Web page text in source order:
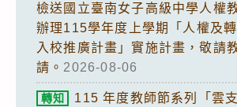
檢送國立臺南女子高級中學人權
辦理115學年度上學期「人權及
入校推廣計畫」實施計畫，敬請
請。 2026-08-06
轉知
115 年度教師節系列「雲